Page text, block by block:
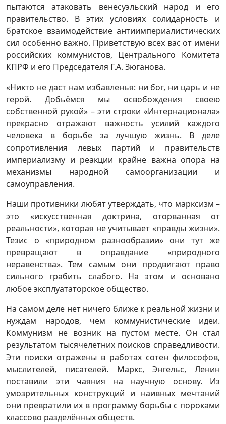
пытаются атаковать венесуэльский народ и его
правительство. В этих условиях солидарность и
братское взаимодействие антиимпериалистических
сил особенно важно. Приветствую всех вас от имени
российских коммунистов, Центрального Комитета
КПРФ и его Председателя Г.А. Зюганова.
«Никто не даст нам избавленья: ни бог, ни царь и не
герой. Добьёмся мы освобождения своею
собственной рукой» – эти строки «Интернационала»
прекрасно отражают важность усилий каждого
человека в борьбе за лучшую жизнь. В деле
сопротивления левых партий и правительств
империализму и реакции крайне важна опора на
механизмы народной самоорганизации и
самоуправления.
Наши противники любят утверждать, что марксизм –
это «искусственная доктрина, оторванная от
реальности», которая не учитывает «правды жизни».
Тезис о «природном разнообразии» они тут же
превращают в оправдание «природного
неравенства». Тем самым они продвигают право
сильного грабить слабого. На этом и основано
любое эксплуататорское общество.
На самом деле нет ничего ближе к реальной жизни и
нуждам народов, чем коммунистические идеи.
Коммунизм не возник на пустом месте. Он стал
результатом тысячелетних поисков справедливости.
Эти поиски отражены в работах сотен философов,
мыслителей, писателей. Маркс, Энгельс, Ленин
поставили эти чаяния на научную основу. Из
умозрительных конструкций и наивных мечтаний
они превратили их в программу борьбы с пороками
классово разделённых обществ.